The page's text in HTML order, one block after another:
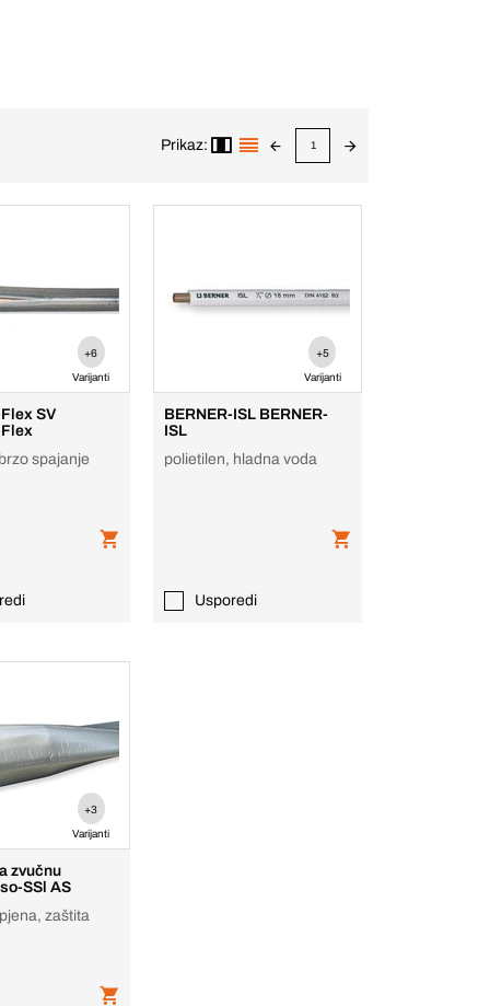
Prikaz: 1
+6
Varijanti
SV
Flex
spajanje
+5
Varijanti
BERNER-ISL BERNER-
ISL
polietilen, hladna voda
Usporedi
+3
Varijanti
zvučnu
SSl AS
zaštita